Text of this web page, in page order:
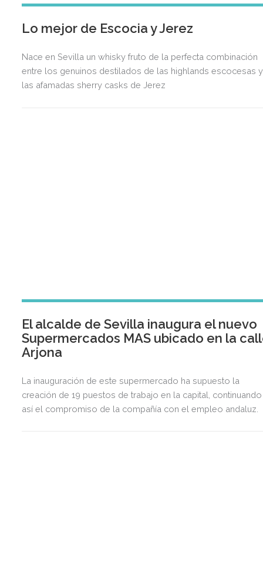
Lo mejor de Escocia y Jerez
Nace en Sevilla un whisky fruto de la perfecta combinación
entre los genuinos destilados de las highlands escocesas y
las afamadas sherry casks de Jerez
El alcalde de Sevilla inaugura el nuevo
Supermercados MAS ubicado en la
Arjona
La inauguración de este supermercado ha supuesto la
creación de 19 puestos de trabajo en la capital, continuando
así el compromiso de la compañía con el empleo andaluz.